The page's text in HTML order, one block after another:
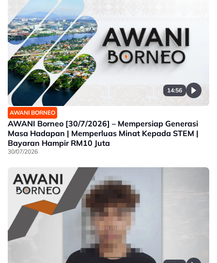
14:56
AWANI BORNEO
AWANI Borneo [30/7/2026] – Mempersiap Generasi
Masa Hadapan | Memperluas Minat Kepada STEM |
Bayaran Hampir RM10 Juta
30/07/2026